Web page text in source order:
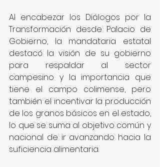
Al encabezar los Diálogos por la
Transformación desde Palacio de
Gobierno, la mandataria estatal
destacó la visión de su gobierno
para respaldar al sector
campesino y la importancia que
tiene el campo colimense, pero
también el incentivar la producción
de los granos básicos en el estado,
lo que se suma al objetivo común y
nacional de ir avanzando hacia la
suficiencia alimentaria.